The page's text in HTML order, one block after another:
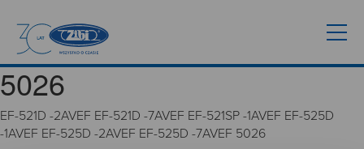
5026
EF-521D -2AVEF EF-521D -7AVEF EF-521SP -1AVEF EF-525D
-1AVEF EF-525D -2AVEF EF-525D -7AVEF 5026